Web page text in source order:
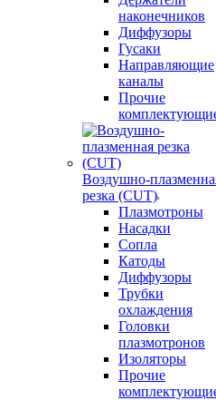
наконечников
Диффузоры
Гусаки
Направляющие
каналы
Прочие
Воздушно-
резка (CUT)
Плазмотроны
Насадки
Сопла
Катоды
Диффузоры
Трубки
охлаждения
Головки
плазмотронов
Изоляторы
Прочие